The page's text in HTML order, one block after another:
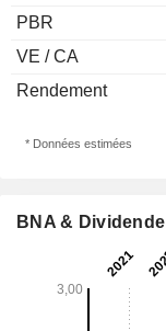
PBR
VE / CA
Rendement
* Données estimées
BNA & Dividende